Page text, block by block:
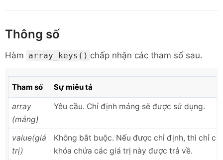
Thông số
Hàm array_keys() chấp nhận các tham số sau.
Tham số Sự miêu tả
array
(mảng)
Yêu cầu. Chỉ định mảng sẽ được sử dụng.
value(giá
trị)
Không bắt buộc. Nếu được chỉ định, thì chỉ
khóa chứa các giá trị này được trả về.